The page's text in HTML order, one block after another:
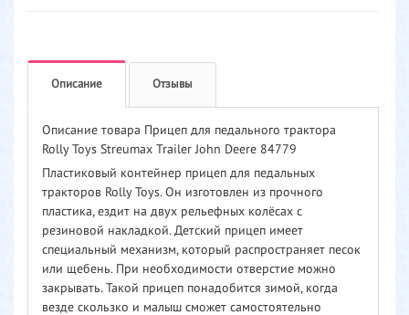
Описание Отзывы
Описание товара Прицеп для педального трактора
Rolly Toys Streumax Trailer John Deere 84779
Пластиковый контейнер прицеп для педальных
тракторов Rolly Toys. Он изготовлен из прочного
пластика, ездит на двух рельефных колёсах с
резиновой накладкой. Детский прицеп имеет
специальный механизм, который распространяет песок
или щебень. При необходимости отверстие можно
закрывать. Такой прицеп понадобится зимой, когда
везде скользко и малыш сможет самостоятельно